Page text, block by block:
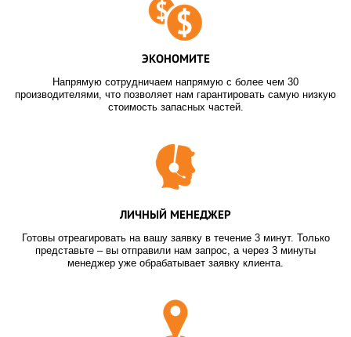
ЭКОНОМИТЕ
Напрямую сотрудничаем напрямую с более чем 30
производителями, что позволяет нам гарантировать самую низкую
стоимость запасных частей.
ЛИЧНЫЙ МЕНЕДЖЕР
Готовы отреагировать на вашу заявку в течение 3 минут. Только
представьте – вы отправили нам запрос, а через 3 минуты
менеджер уже обрабатывает заявку клиента.